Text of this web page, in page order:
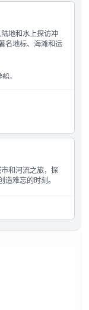
地和水上探访冲
名地标、海滩和运
。
和河流之旅，探
难忘的时刻。